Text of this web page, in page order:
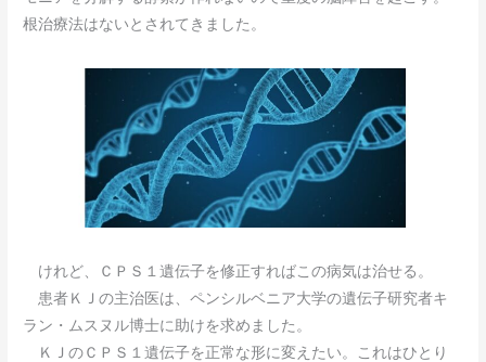
根治療法はないとされてきました。
けれど、ＣＰＳ１遺伝子を修正すればこの病気は治せる。
患者ＫＪの主治医は、ペンシルベニア大学の遺伝子研究者キ
ラン・ムスヌル博士に助けを求めました。
ＫＪのＣＰＳ１遺伝子を正常な形に変えたい。これはひとり